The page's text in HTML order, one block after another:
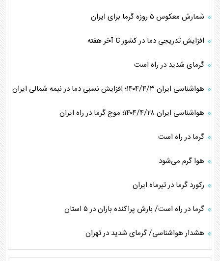
شمارش معکوس ۵ روزه گرما برای ایران
افزایش تدریجی دما در کشور تا آخر هفته
گرمای شدید در راه است
هواشناسی ایران ۱۴۰۴/۴/۳؛ افزایش نسبی دما در نیمه شمالی ایران
هواشناسی ایران ۱۴۰۴/۴/۲۸؛ موج گرما در راه ایران
گرما در راه است
هوا گرم می‌شود
رکورد گرما در تیرماه ایران
گرما در راه است/ بارش پراکنده باران در ۵ استان
هشدار هواشناسی/ گرمای شدید در تهران